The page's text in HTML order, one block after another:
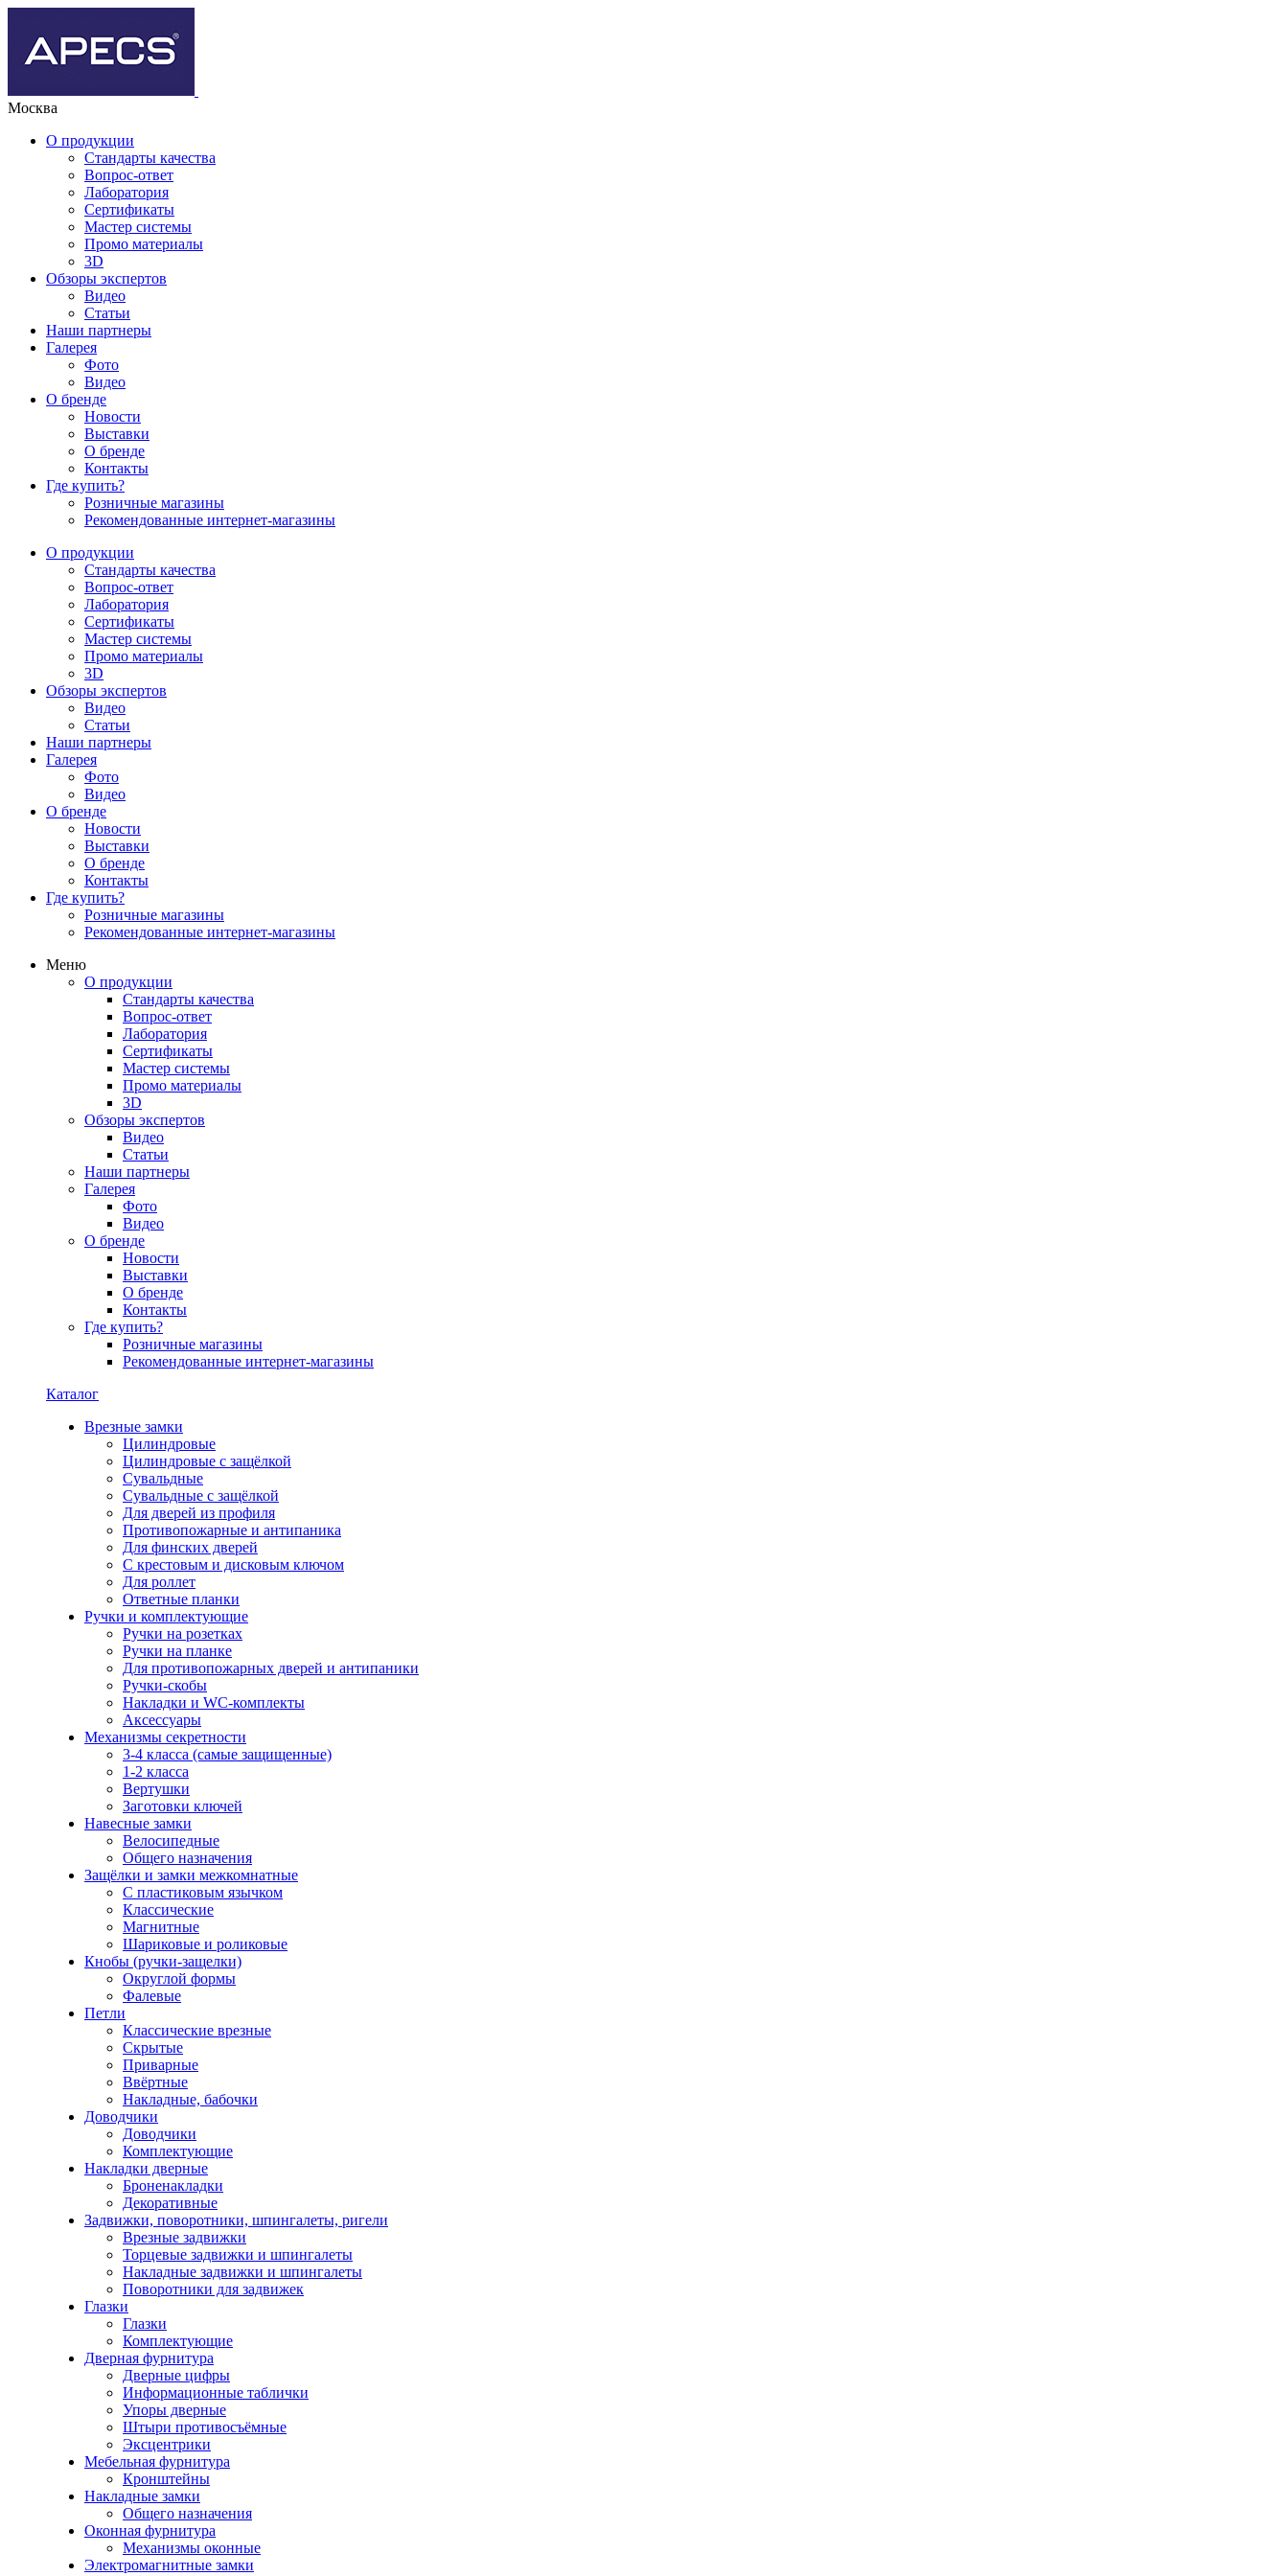
Москва
О продукции
Стандарты качества
Вопрос-ответ
Лаборатория
Сертификаты
Мастер системы
Промо материалы
3D
Обзоры экспертов
Видео
Статьи
Наши партнеры
Галерея
Фото
Видео
О бренде
Новости
Выставки
О бренде
Контакты
Где купить?
Розничные магазины
Рекомендованные интернет-магазины
О продукции
Стандарты качества
Вопрос-ответ
Лаборатория
Сертификаты
Мастер системы
Промо материалы
3D
Обзоры экспертов
Видео
Статьи
Наши партнеры
Галерея
Фото
Видео
О бренде
Новости
Выставки
О бренде
Контакты
Где купить?
Розничные магазины
Рекомендованные интернет-магазины
Меню
О продукции
Стандарты качества
Вопрос-ответ
Лаборатория
Сертификаты
Мастер системы
Промо материалы
3D
Обзоры экспертов
Видео
Статьи
Наши партнеры
Галерея
Фото
Видео
О бренде
Новости
Выставки
О бренде
Контакты
Где купить?
Розничные магазины
Рекомендованные интернет-магазины
Каталог
Врезные замки
Цилиндровые
Цилиндровые с защёлкой
Сувальдные
Сувальдные с защёлкой
Для дверей из профиля
Противопожарные и антипаника
Для финских дверей
С крестовым и дисковым ключом
Для роллет
Ответные планки
Ручки и комплектующие
Ручки на розетках
Ручки на планке
Для противопожарных дверей и антипаники
Ручки-скобы
Накладки и WC-комплекты
Аксессуары
Механизмы секретности
3-4 класса (самые защищенные)
1-2 класса
Вертушки
Заготовки ключей
Навесные замки
Велосипедные
Общего назначения
Защёлки и замки межкомнатные
С пластиковым язычком
Классические
Магнитные
Шариковые и роликовые
Кнобы (ручки-защелки)
Округлой формы
Фалевые
Петли
Классические врезные
Скрытые
Приварные
Ввёртные
Накладные, бабочки
Доводчики
Доводчики
Комплектующие
Накладки дверные
Броненакладки
Декоративные
Задвижки, поворотники, шпингалеты, ригели
Врезные задвижки
Торцевые задвижки и шпингалеты
Накладные задвижки и шпингалеты
Поворотники для задвижек
Глазки
Глазки
Комплектующие
Дверная фурнитура
Дверные цифры
Информационные таблички
Упоры дверные
Штыри противосъёмные
Эксцентрики
Мебельная фурнитура
Кронштейны
Накладные замки
Общего назначения
Оконная фурнитура
Механизмы оконные
Электромагнитные замки